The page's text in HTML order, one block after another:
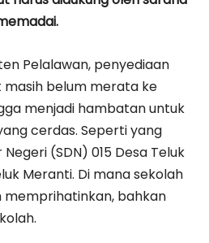
Pelalawan, penyediaan
belum merata ke
menjadi hambatan untuk
cerdas. Seperti yang
(SDN) 015 Desa Teluk
Meranti. Di mana sekolah
memprihatinkan, bahkan